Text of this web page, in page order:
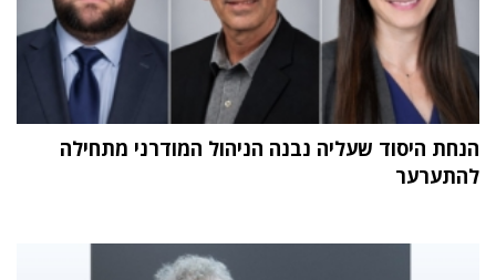
הנחת היסוד שעליה נבנה הניהול המודרני מתחילה
להתערער